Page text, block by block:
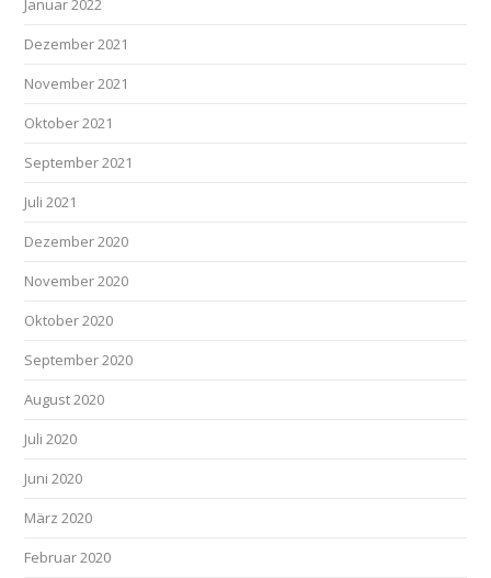
Januar 2022
Dezember 2021
November 2021
Oktober 2021
September 2021
Juli 2021
Dezember 2020
November 2020
Oktober 2020
September 2020
August 2020
Juli 2020
Juni 2020
März 2020
Februar 2020